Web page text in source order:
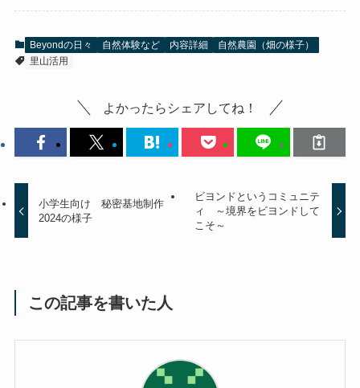
Beyondの日々 自然体験など 内容詳細
自然農園（畑の様子）
里山活用
よかったらシェアしてね！
小学生向け 秘密基地制作
2024の様子
ビヨンドというコミュニテ
ィ ～境界をビヨンドして
こそ～
この記事を書いた人